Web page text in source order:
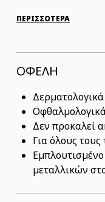
ΠΕΡΙΣΣΟΤΕΡΑ
ΟΦΕΛΗ
Δεν προκαλεί
Για όλους
μεταλλικών